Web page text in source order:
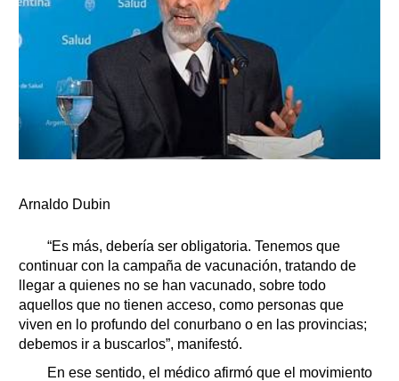
Arnaldo Dubin
“Es más, debería ser obligatoria. Tenemos que
continuar con la campaña de vacunación, tratando de
llegar a quienes no se han vacunado, sobre todo
aquellos que no tienen acceso, como personas que
viven en lo profundo del conurbano o en las provincias;
debemos ir a buscarlos”, manifestó.
En ese sentido, el médico afirmó que el movimiento